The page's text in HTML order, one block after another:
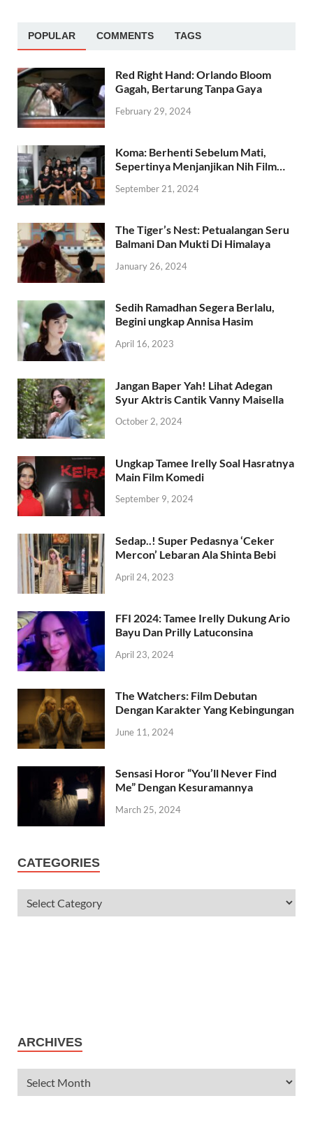
POPULAR COMMENTS TAGS
Red Right Hand: Orlando Bloom
Gagah, Bertarung Tanpa Gaya
February 29, 2024
Koma: Berhenti Sebelum Mati,
Sepertinya Menjanjikan Nih Film…
September 21, 2024
The Tiger’s Nest: Petualangan Seru
Balmani Dan Mukti Di Himalaya
January 26, 2024
Sedih Ramadhan Segera Berlalu,
Begini ungkap Annisa Hasim
April 16, 2023
Jangan Baper Yah! Lihat Adegan
Syur Aktris Cantik Vanny Maisella
October 2, 2024
Ungkap Tamee Irelly Soal Hasratnya
Main Film Komedi
September 9, 2024
Sedap..! Super Pedasnya ‘Ceker
Mercon’ Lebaran Ala Shinta Bebi
April 24, 2023
FFI 2024: Tamee Irelly Dukung Ario
Bayu Dan Prilly Latuconsina
April 23, 2024
The Watchers: Film Debutan
Dengan Karakter Yang Kebingungan
June 11, 2024
Sensasi Horor “You’ll Never Find
Me” Dengan Kesuramannya
March 25, 2024
CATEGORIES
ARCHIVES